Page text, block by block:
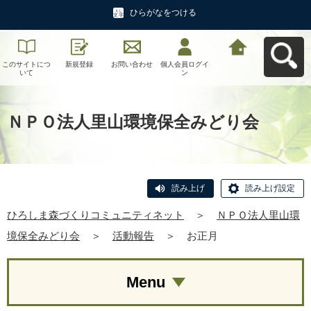
ひらがなをつける
このサイトにつ
いて
新規登録 お問い合わせ
個人会員ログイ
ン
ＮＰＯ法人里山環境保全みどり会
読み上げ 読み上げ設定
ひろしま森づくりコミュニティネット ＞
ＮＰＯ法人里山環
境保全みどり会
＞ 活動報告 ＞ お正月
Menu